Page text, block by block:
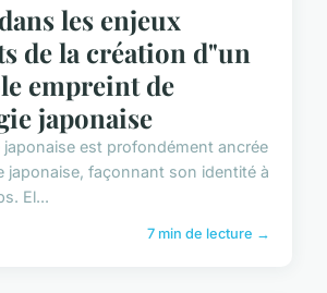
les enjeux
de la création d"un
empreint de
japonaise
japonaise est profondément ancrée
japonaise, façonnant son identité à
El...
7 min de lecture →